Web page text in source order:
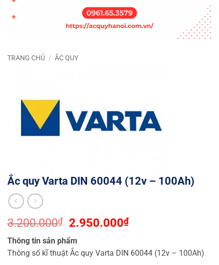
TRANG CHỦ / ẮC QUY
Ắc quy Varta DIN 60044 (12v – 100Ah)
3.200.000₫
Giá
gốc
là:
3.200.000₫.
2.950.000₫Giá
là:
Thông tin sản phẩm
Thông số kĩ thuật Ắc quy Varta DIN 60044 (12v – 100Ah)